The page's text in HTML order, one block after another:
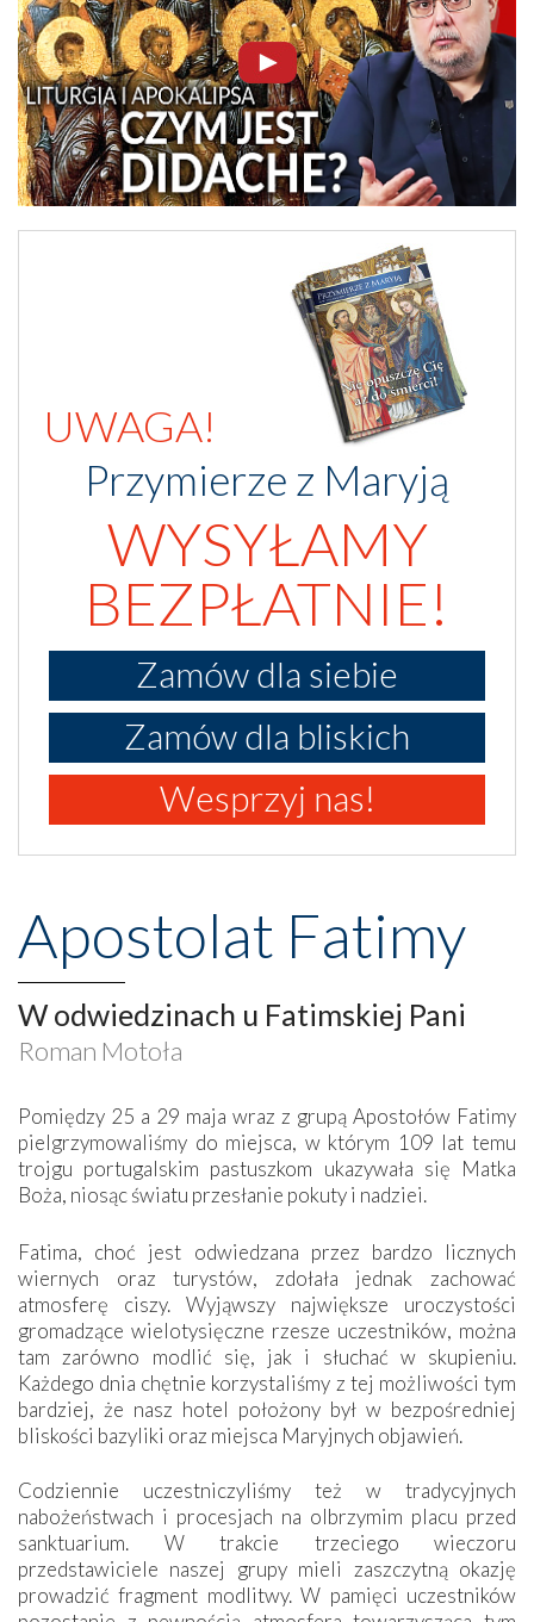
UWAGA!
Przymierze z Maryją
WYSYŁAMY
BEZPŁATNIE!
Zamów dla siebie
Zamów dla bliskich
Wesprzyj nas!
Apostolat Fatimy
W odwiedzinach u Fatimskiej Pani
Roman Motoła
Pomiędzy 25 a 29 maja wraz z grupą Apostołów Fatimy
pielgrzymowaliśmy do miejsca, w którym 109 lat temu
trojgu portugalskim pastuszkom ukazywała się Matka
Boża, niosąc światu przesłanie pokuty i nadziei.
Fatima, choć jest odwiedzana przez bardzo licznych
wiernych oraz turystów, zdołała jednak zachować
atmosferę ciszy. Wyjąwszy największe uroczystości
gromadzące wielotysięczne rzesze uczestników, można
tam zarówno modlić się, jak i słuchać w skupieniu.
Każdego dnia chętnie korzystaliśmy z tej możliwości tym
bardziej, że nasz hotel położony był w bezpośredniej
bliskości bazyliki oraz miejsca Maryjnych objawień.
Codziennie uczestniczyliśmy też w tradycyjnych
nabożeństwach i procesjach na olbrzymim placu przed
sanktuarium. W trakcie trzeciego wieczoru
przedstawiciele naszej grupy mieli zaszczytną okazję
prowadzić fragment modlitwy. W pamięci uczestników